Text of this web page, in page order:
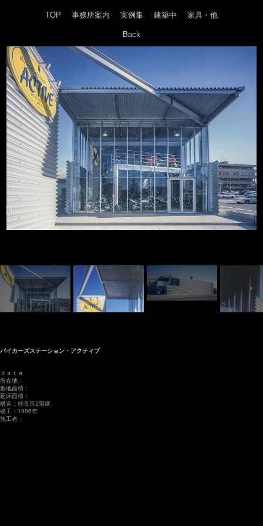
TOP 事務所案内 実例集 建築中 家具・他
Back
バイカーズステーション・アクティブ
ｄａｔａ
所在地：
敷地面積：
延床面積：
構造：鉄骨造2階建
竣工：1996年
施工者：